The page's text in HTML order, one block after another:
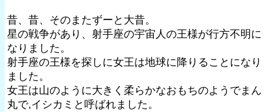
昔、昔、そのまたずーと大昔。
星の戦争があり、射手座の宇宙人の王様が行方不明に
なりました。
射手座の王様を探しに女王は地球に降りることになり
ました。
女王は山のように大きく柔らかなおもちのようでまん
丸で,イシカミと呼ばれました。